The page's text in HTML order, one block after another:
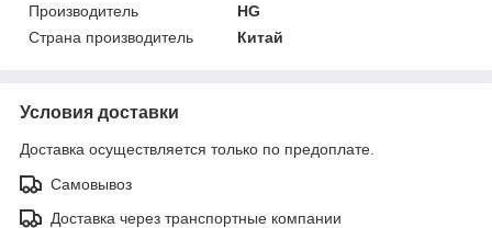
Производитель
HG
Страна производитель
Китай
Условия доставки
Доставка осуществляется только по предоплате.
Самовывоз
Доставка через транспортные компании